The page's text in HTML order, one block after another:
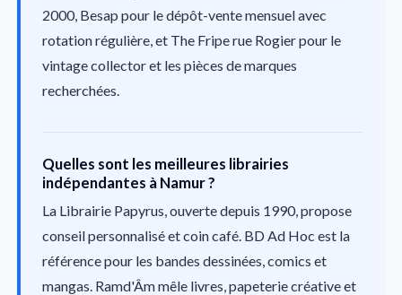
2000, Besap pour le dépôt-vente mensuel avec
rotation régulière, et The Fripe rue Rogier pour le
vintage collector et les pièces de marques
recherchées.
Quelles sont les meilleures librairies
indépendantes à Namur ?
La Librairie Papyrus, ouverte depuis 1990, propose
conseil personnalisé et coin café. BD Ad Hoc est la
référence pour les bandes dessinées, comics et
mangas. Ramd'Âm mêle livres, papeterie créative et